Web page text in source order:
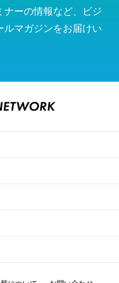
ナーの情報など、ビジ
ルマガジンをお届けい